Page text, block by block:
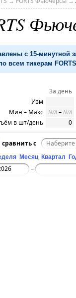
с 15-минутной
всем тикерам
За день
Изм
Мин – Макс
N/A – N/A
в шт/день 0
сравнить с
Месяц Квартал
–